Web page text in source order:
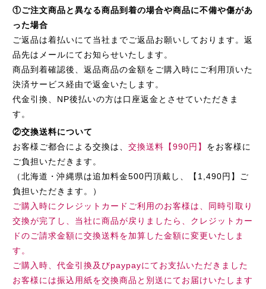
①ご注文商品と異なる商品到着の場合や商品に不備や傷があ
った場合
ご返品は着払いにて当社までご返品お願いしております。返
品先はメールにてお知らせいたします。
商品到着確認後、返品商品の金額をご購入時にご利用頂いた
決済サービス経由で返金いたします。
代金引換、NP後払いの方は口座返金とさせていただきま
す。
②交換送料について
お客様ご都合による交換は、交換送料【990円】 をお客様に
ご負担いただきます。
（北海道・沖縄県は追加料金500円頂戴し、【1,490円】ご
負担いただきます。）
ご購入時にクレジットカードご利用のお客様は、同時引取り
交換が完了し、当社に商品が戻りましたら、クレジットカー
ドのご請求金額に交換送料を加算した金額に変更いたしま
す。
ご購入時、代金引換及びpaypayにてお支払いただきました
お客様には振込用紙を交換商品と別送にてお届けいたします